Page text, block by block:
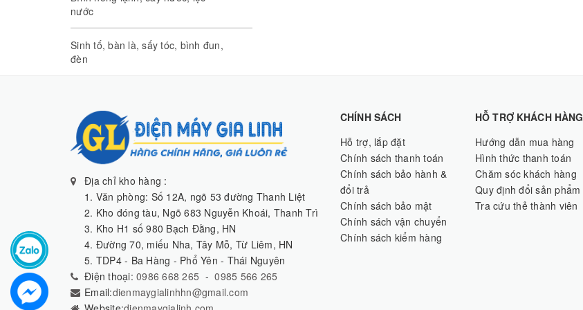
nước
Sinh tố, bàn là, sấy tóc, bình đun,
đèn
Địa chỉ kho hàng :
1. Văn phòng: Số 12A, ngõ 53 đường Thanh Liệt
2. Kho đóng tàu, Ngõ 683 Nguyễn Khoái, Thanh Trì
3. Kho H1 số 980 Bạch Đằng, HN
4. Đường 70, miếu Nha, Tây Mỗ, Từ Liêm, HN
5. TDP4 - Ba Hàng - Phổ Yên - Thái Nguyên
Điện thoại: 0986 668 265 -0985 566 265
Email:dienmaygialinhhn@gmail.com
CHÍNH SÁCH
Hỗ trợ, lắp đặt
Chính sách thanh toán
Chính sách bảo hành &
đổi trả
Chính sách bảo mật
Chính sách vận chuyển
Chính sách kiểm hàng
HỖ TRỢ KHÁCH HÀNG
Hướng dẫn mua hàng
Hình thức thanh toán
Chăm sóc khách hàng
Quy định đổi sản phẩm
Tra cứu thẻ thành viên